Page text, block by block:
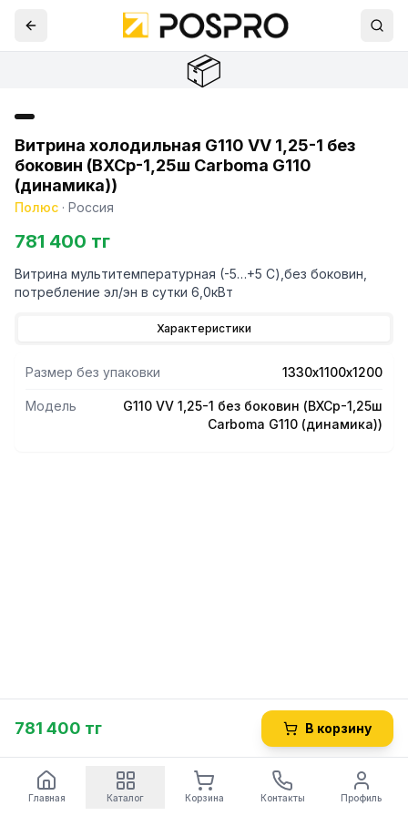
📦
Витрина холодильная G110 VV 1,25-1 без
боковин (ВХСр-1,25ш Carboma G110
(динамика))
Полюс · Россия
781 400 тг
Витрина мультитемпературная (-5…+5 С),без боковин,
потребление эл/эн в сутки 6,0кВт
Характеристики
Размер без упаковки 1330х1100х1200
Модель
G110 VV 1,25-1 без боковин (ВХСр-1,25ш
Carboma G110 (динамика))
781 400 тг В корзину
Главная Каталог Корзина Контакты Профиль